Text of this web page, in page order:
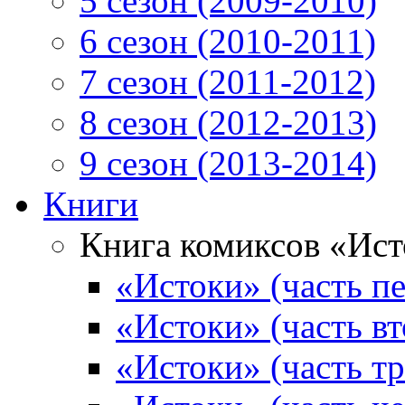
6 сезон (2010-2011)
7 сезон (2011-2012)
8 сезон (2012-2013)
9 сезон (2013-2014)
Книги
Книга комиксов
«Истоки» (часть
«Истоки» (часть
«Истоки» (часть